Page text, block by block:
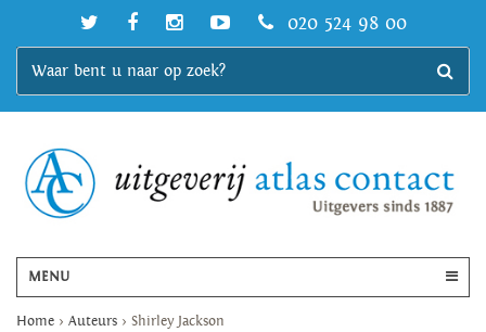
020 524 98 00
MENU
Home > Auteurs > Shirley Jackson